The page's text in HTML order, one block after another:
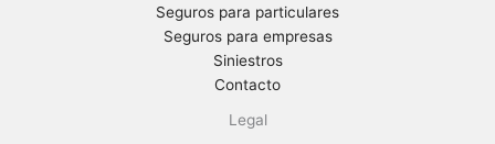
Seguros para particulares
Seguros para empresas
Siniestros
Contacto
Legal